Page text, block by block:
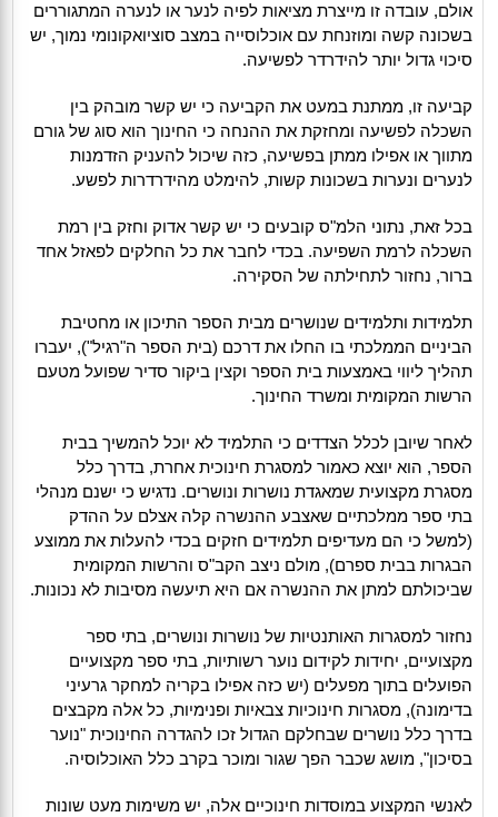
אולם, עובדה זו מייצרת מציאות לפיה לנער או לנערה המתגוררים
בשכונה קשה ומוזנחת עם אוכלוסייה במצב סוציואקונומי נמוך, יש
סיכוי גדול יותר להידרדר לפשיעה.
קביעה זו, ממתנת במעט את הקביעה כי יש קשר מובהק בין
השכלה לפשיעה ומחזקת את ההנחה כי החינוך הוא סוג של גורם
מתווך או אפילו ממתן בפשיעה, כזה שיכול להעניק הזדמנות
לנערים ונערות בשכונות קשות, להימלט מהידרדרות לפשע.
בכל זאת, נתוני הלמ"ס קובעים כי יש קשר אדוק וחזק בין רמת
השכלה לרמת השפיעה. בכדי לחבר את כל החלקים לפאזל אחד
ברור, נחזור לתחילתה של הסקירה.
תלמידות ותלמידים שנושרים מבית הספר התיכון או מחטיבת
הביניים הממלכתי בו החלו את דרכם (בית הספר ה"רגיל"), יעברו
תהליך ליווי באמצעות בית הספר וקצין ביקור סדיר שפועל מטעם
הרשות המקומית ומשרד החינוך.
לאחר שיובן לכלל הצדדים כי התלמיד לא יוכל להמשיך בבית
הספר, הוא יוצא כאמור למסגרת חינוכית אחרת, בדרך כלל
מסגרת מקצועית שמאגדת נושרות ונושרים. נדגיש כי ישנם מנהלי
בתי ספר ממלכתיים שאצבע ההנשרה קלה אצלם על ההדק
(למשל כי הם מעדיפים תלמידים חזקים בכדי להעלות את ממוצע
הבגרות בבית ספרם), מולם ניצב הקב"ס והרשות המקומית
שביכולתם למתן את ההנשרה אם היא תיעשה מסיבות לא נכונות.
נחזור למסגרות האותנטיות של נושרות ונושרים, בתי ספר
מקצועיים, יחידות לקידום נוער רשותיות, בתי ספר מקצועיים
הפועלים בתוך מפעלים (יש כזה אפילו בקריה למחקר גרעיני
בדימונה), מסגרות חינוכיות צבאיות ופנימיות, כל אלה מקבצים
בדרך כלל נושרים שבחלקם הגדול זכו להגדרה החינוכית "נוער
בסיכון", מושג שכבר הפך שגור ומוכר בקרב כלל האוכלוסיה.
לאנשי המקצוע במוסדות חינוכיים אלה, יש משימות מעט שונות